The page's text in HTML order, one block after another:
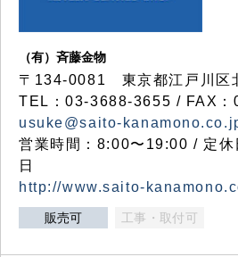
（有）斉藤金物
〒134-0081 東京都江戸川区
TEL：03-3688-3655 / FAX
usuke@saito-
営業時間：8:00〜19:00 / 定休
日
http://www.saito-
販売可 工事・取付可